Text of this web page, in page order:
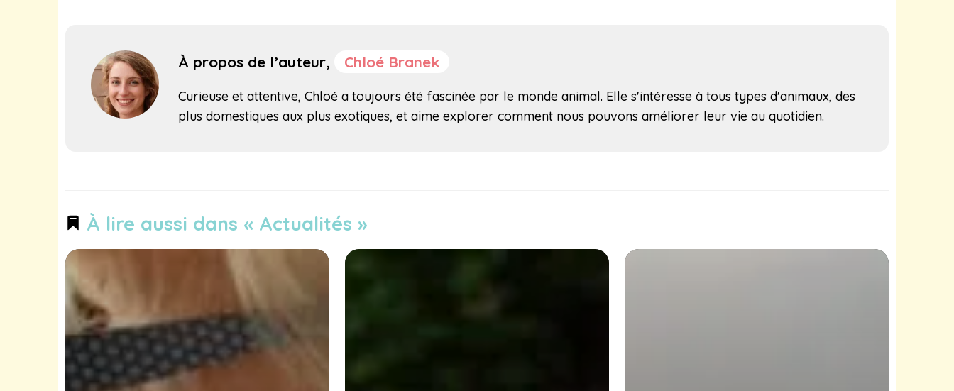
À propos de l’auteur, Chloé Branek
Curieuse et attentive, Chloé a toujours été fascinée par le monde animal. Elle s'intéresse à tous types d'animaux, des
plus domestiques aux plus exotiques, et aime explorer comment nous pouvons améliorer leur vie au quotidien.
À lire aussi dans « Actualités »